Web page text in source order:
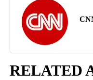
RELATED